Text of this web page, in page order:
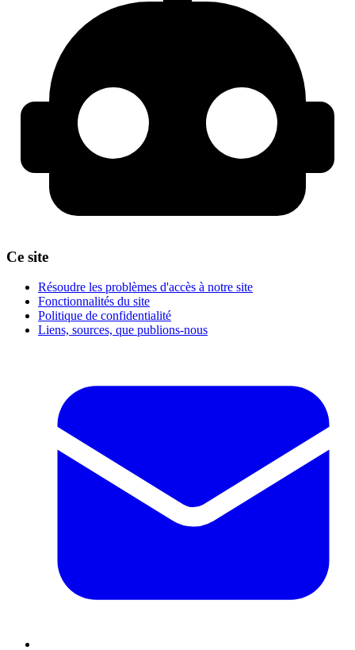
Ce site
Résoudre les problèmes d'accès à notre site
Fonctionnalités du site
Politique de confidentialité
Liens, sources, que publions-nous